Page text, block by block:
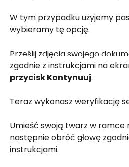
W tym przypadku użyjemy
wybieramy tę opcję.
Prześlij zdjęcia swojego
zgodnie z instrukcjami na
przycisk Kontynuuj.
Teraz wykonasz weryfikację
Umieść swoją twarz w ramce
następnie obróć głowę
instrukcjami.